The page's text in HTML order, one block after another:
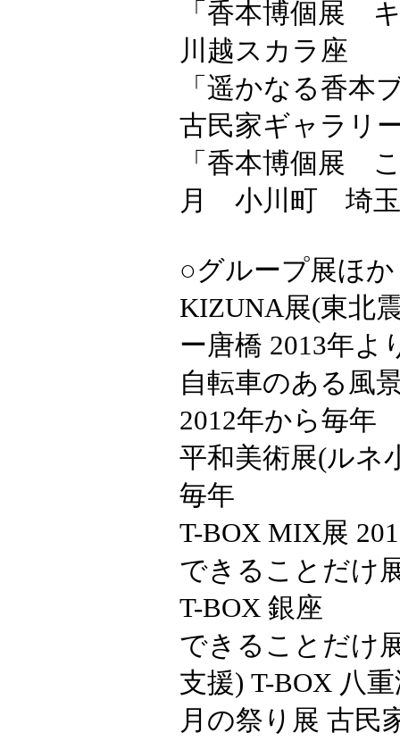
「香本博個展
川越スカラ座
「遥かなる香
古民家ギャラリ
「香本博個展
月 小川町 埼玉
○グループ展ほか
KIZUNA展(東北
ー唐橋 2013年よ
自転車のある風
2012年から毎年
平和美術展(ルネ
毎年
T-BOX MIX展
できることだけ
T-BOX 銀座
できることだけ
支援) T-BOX 八
月の祭り展 古民